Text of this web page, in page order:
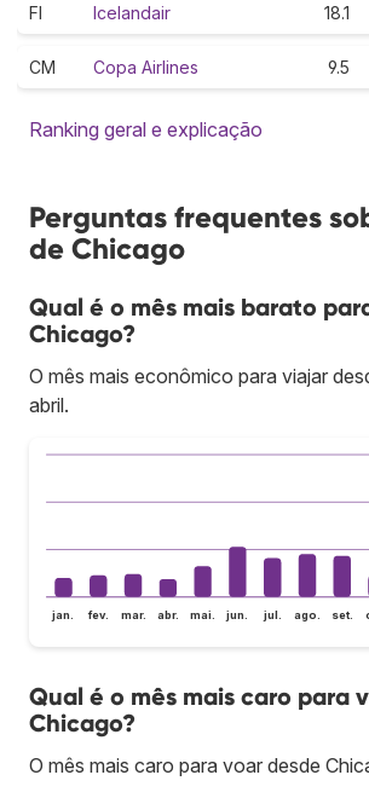
FI Icelandair 18.1
CM Copa Airlines 9.5
Ranking geral e explicação
Perguntas frequentes
de Chicago
Qual é o mês mais barato
Chicago?
O mês mais econômico para viajar
abril.
jan. fev. mar. abr. mai. jun. jul. ago. set.
Qual é o mês mais caro para
Chicago?
O mês mais caro para voar desde